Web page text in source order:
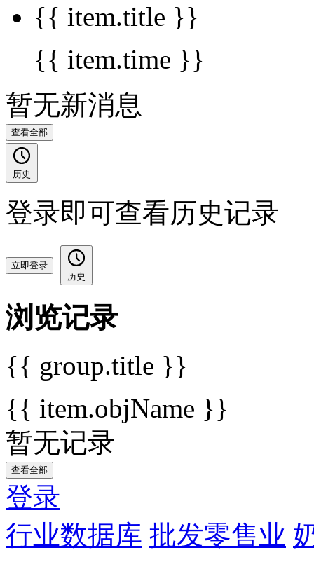
{{ item.title }}
{{ item.time }}
暂无新消息
查看全部
历史
登录即可查看历史记录
立即登录
历史
浏览记录
{{ group.title }}
{{ item.objName }}
暂无记录
查看全部
登录
行业数据库 批发零售业